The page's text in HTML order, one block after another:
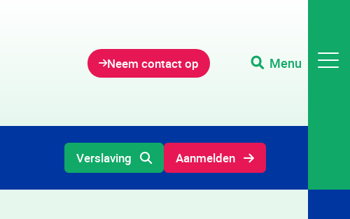
Neem contact op Menu
Verslaving Aanmelden